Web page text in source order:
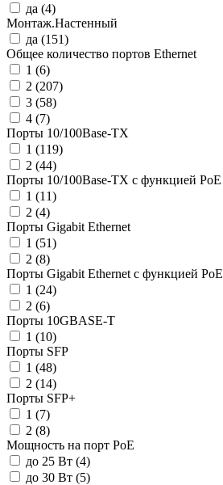
да (4)
Монтаж.Настенный
да (151)
Общее количество портов Ethernet
1 (6)
2 (207)
3 (58)
4 (7)
Порты 10/100Base-TX
1 (119)
2 (44)
Порты 10/100Base-TX с функцией PoE
1 (11)
2 (4)
Порты Gigabit Ethernet
1 (51)
2 (8)
Порты Gigabit Ethernet с функцией PoE
1 (24)
2 (6)
Порты 10GBASE-T
1 (10)
Порты SFP
1 (48)
2 (14)
Порты SFP+
1 (7)
2 (8)
Мощность на порт PoE
до 25 Вт (4)
до 30 Вт (5)